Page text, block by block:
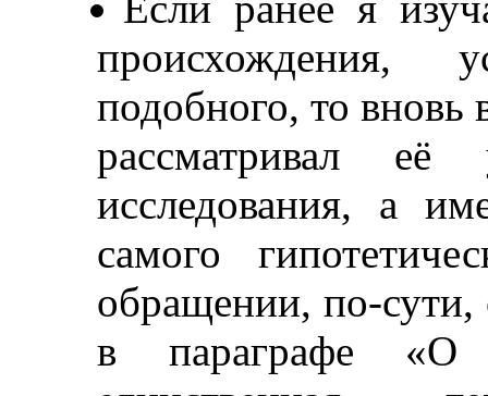
происхождения,
подобного, то вновь
рассматривал
исследования, а
самого
обращении, по-сути,
в параграфе